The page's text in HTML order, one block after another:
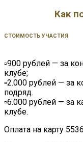
Как
СТОИМОСТЬ УЧАСТИЯ
▫️900 рублей — за
клубе;
▫️2.000 рублей — за
подряд.
▫️6.000 рублей — за
клубе.
Оплата на карту